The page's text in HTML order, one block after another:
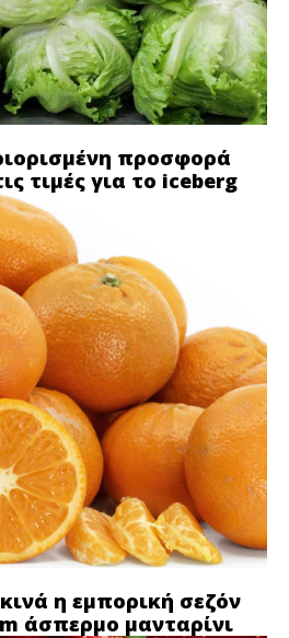
προσφορά
τιμές για το iceberg
η εμπορική σεζόν
άσπερμο μανταρίνι